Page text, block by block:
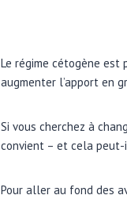
Le régime cétogène
augmenter l’apport en
Si vous cherchez à
convient – et cela peut-
Pour aller au fond des